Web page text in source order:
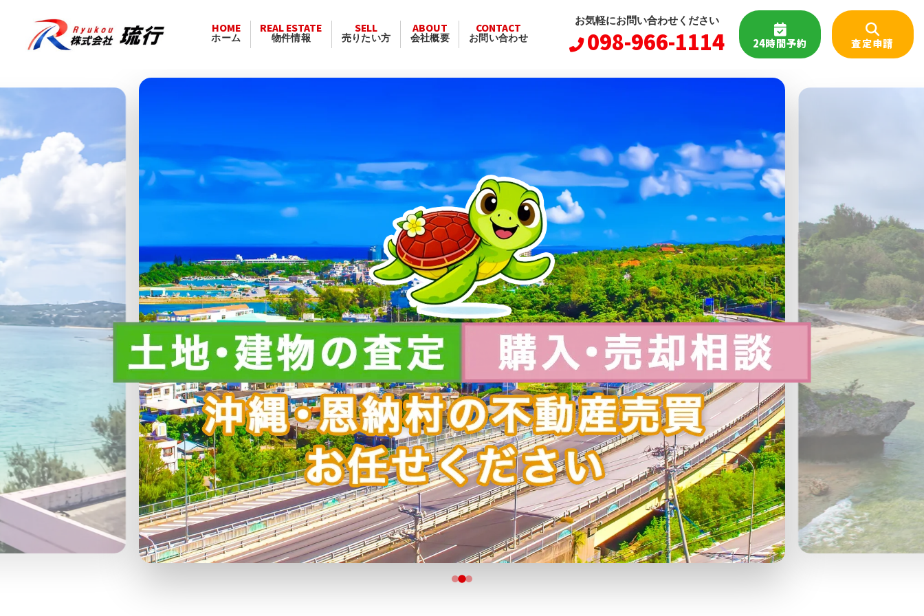
HOME
ホーム
REAL ESTATE
物件情報
SELL
売りたい方
ABOUT
会社概要
CONTACT
お問い合わせ
お気軽にお問い合わせください
098-966-1114 24時間予約 査定申請